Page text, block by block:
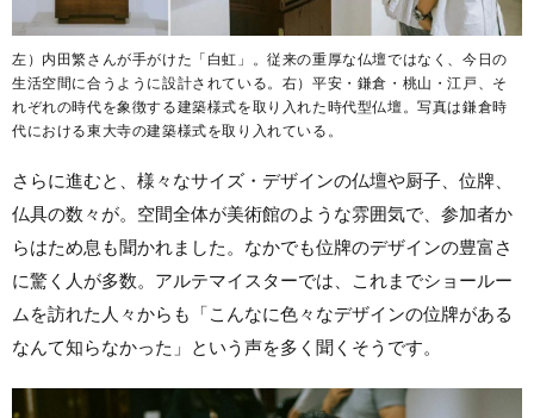
左）内田繁さんが手がけた「白虹」。従来の重厚な仏壇ではなく、今日の
生活空間に合うように設計されている。右）平安・鎌倉・桃山・江戸、そ
れぞれの時代を象徴する建築様式を取り入れた時代型仏壇。写真は鎌倉時
代における東大寺の建築様式を取り入れている。
さらに進むと、様々なサイズ・デザインの仏壇や厨子、位牌、
仏具の数々が。空間全体が美術館のような雰囲気で、参加者か
らはため息も聞かれました。なかでも位牌のデザインの豊富さ
に驚く人が多数。アルテマイスターでは、これまでショールー
ムを訪れた人々からも「こんなに色々なデザインの位牌がある
なんて知らなかった」という声を多く聞くそうです。